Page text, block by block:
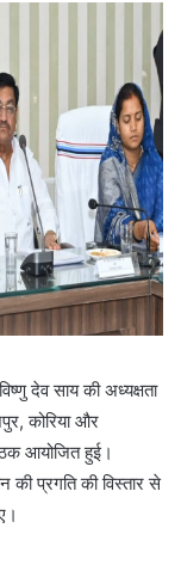
देव साय की अध्यक्षता
कोरिया और
आयोजित हुई।
प्रगति की विस्तार से